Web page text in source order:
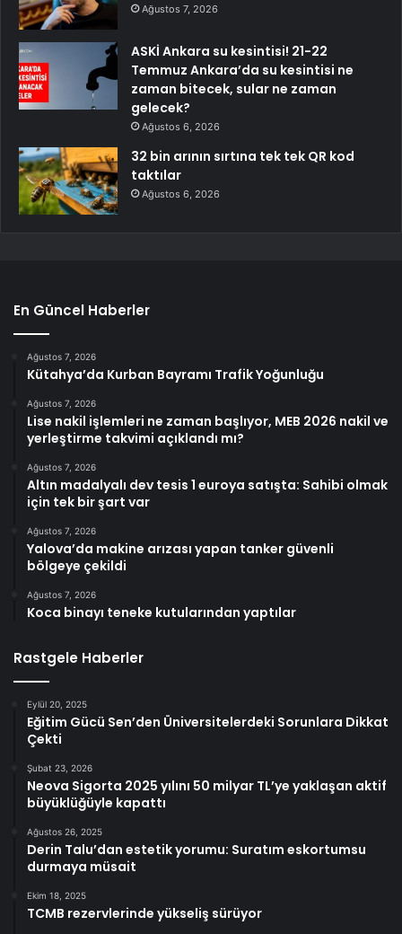
Ağustos 7, 2026
ASKİ Ankara su kesintisi! 21-22
Temmuz Ankara’da su kesintisi ne
zaman bitecek, sular ne zaman
gelecek?
Ağustos 6, 2026
32 bin arının sırtına tek tek QR kod
taktılar
Ağustos 6, 2026
En Güncel Haberler
Ağustos 7, 2026
Kütahya’da Kurban Bayramı Trafik Yoğunluğu
Ağustos 7, 2026
Lise nakil işlemleri ne zaman başlıyor, MEB 2026 nakil ve
yerleştirme takvimi açıklandı mı?
Ağustos 7, 2026
Altın madalyalı dev tesis 1 euroya satışta: Sahibi olmak
için tek bir şart var
Ağustos 7, 2026
Yalova’da makine arızası yapan tanker güvenli
bölgeye çekildi
Ağustos 7, 2026
Koca binayı teneke kutularından yaptılar
Rastgele Haberler
Eylül 20, 2025
Eğitim Gücü Sen’den Üniversitelerdeki Sorunlara Dikkat
Çekti
Şubat 23, 2026
Neova Sigorta 2025 yılını 50 milyar TL’ye yaklaşan aktif
büyüklüğüyle kapattı
Ağustos 26, 2025
Derin Talu’dan estetik yorumu: Suratım eskortumsu
durmaya müsait
Ekim 18, 2025
TCMB rezervlerinde yükseliş sürüyor